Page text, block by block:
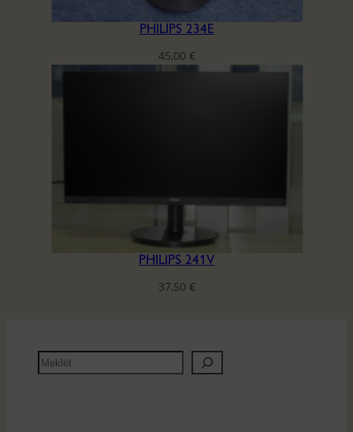
PHILIPS 234E
45,00 €
PHILIPS 241V
37,50 €
M
e